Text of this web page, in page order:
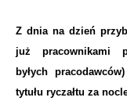
Z dnia na dzień
już pracownikami
byłych
tytułu ryczałtu za